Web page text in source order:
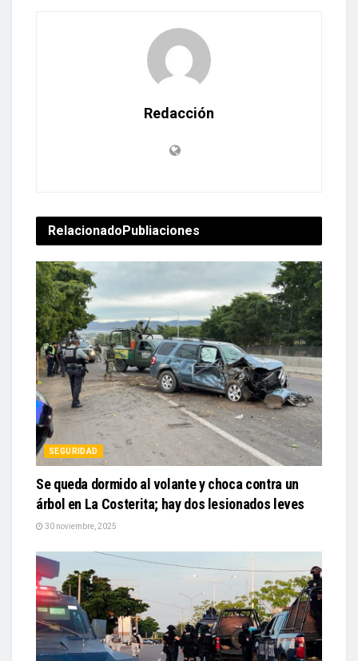
Redacción
RelacionadoPubliaciones
SEGURIDAD
Se queda dormido al volante y choca contra un
árbol en La Costerita; hay dos lesionados leves
30 noviembre, 2025